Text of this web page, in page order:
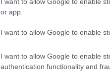
or app.
I want to allow Google to enable
I want to allow Google to enable
authentication functionality and